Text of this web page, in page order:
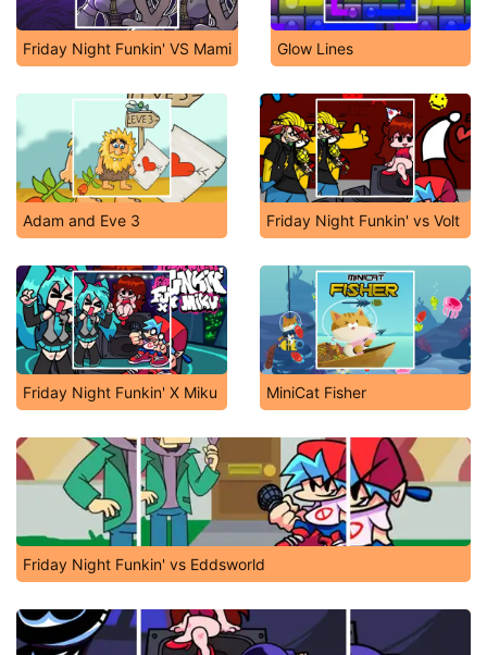
Friday Night Funkin' VS Mami Glow Lines
Adam and Eve 3 Friday Night Funkin' vs Volt
Friday Night Funkin' X Miku MiniCat Fisher
Friday Night Funkin' vs Eddsworld